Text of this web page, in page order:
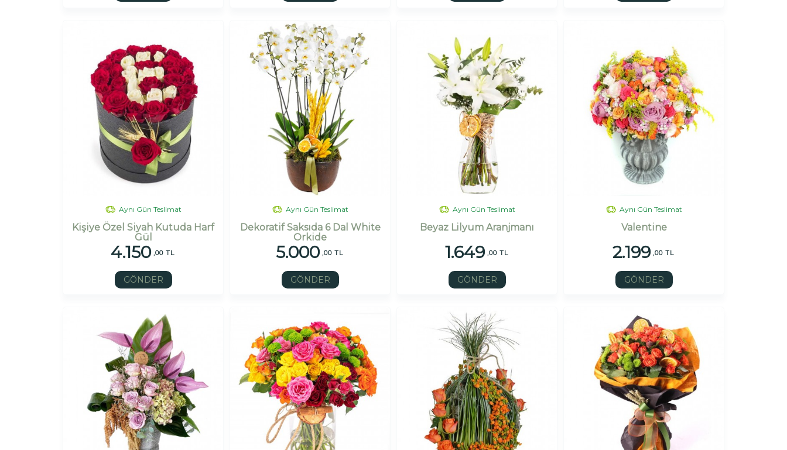
Aynı Gün Teslimat
Kişiye Özel Siyah Kutuda Harf
Gül
4.150 ,00 TL
GÖNDER
Aynı Gün Teslimat
Dekoratif Saksıda 6 Dal White
Orkide
5.000 ,00 TL
GÖNDER
Aynı Gün Teslimat
Beyaz Lilyum Aranjmanı
1.649 ,00 TL
GÖNDER
Aynı Gün Teslimat
Valentine
2.199 ,00 TL
GÖNDER